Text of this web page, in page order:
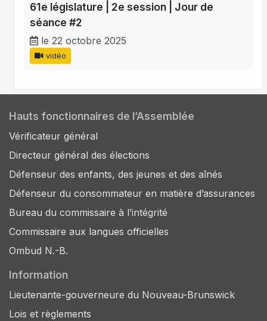
61e législature | 2e session | Jour de
séance #2
le 22 octobre 2025
vidéo
Hauts fonctionnaires de l’Assemblée
Vérificateur général
Directeur général des élections
Défenseur des enfants, des jeunes et des aînés
Défenseur du consommateur en matière d’assurances
Bureau du commissaire à l’intégrité
Commissaire aux langues officielles
Ombud N.-B.
Information
Lieutenante-gouverneure du Nouveau-Brunswick
Lois et règlements